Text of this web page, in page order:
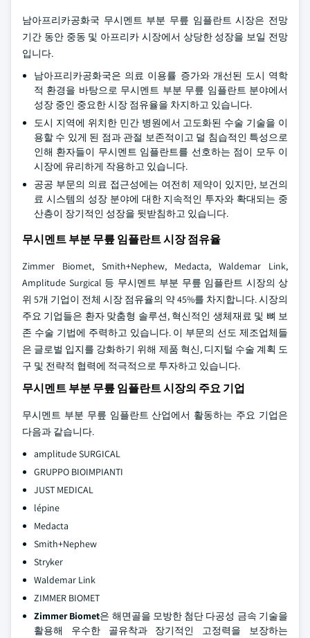
남아프리카공화국 무시멘트 부분 무릎 임플란트 시장은 전망
기간 동안 중동 및 아프리카 시장에서 상당한 성장을 보일 전망
입니다.
남아프리카공화국은 의료 이용률 증가와 개선된 도시 역학
적 환경을 바탕으로 무시멘트 부분 무릎 임플란트 분야에서
성장 중인 중요한 시장 점유율을 차지하고 있습니다.
도시 지역에 위치한 민간 병원에서 고도화된 수술 기술을 이
용할 수 있게 된 점과 관절 보존적이고 덜 침습적인 특성으로
인해 환자들이 무시멘트 임플란트를 선호하는 점이 모두 이
시장에 유리하게 작용하고 있습니다.
공공 부문의 의료 접근성에는 여전히 제약이 있지만, 보건의
료 시스템의 성장 분야에 대한 지속적인 투자와 확대되는 중
산층이 장기적인 성장을 뒷받침하고 있습니다.
무시멘트 부분 무릎 임플란트 시장 점유율
Zimmer Biomet, Smith+Nephew, Medacta, Waldemar Link,
Amplitude Surgical 등 무시멘트 부분 무릎 임플란트 시장의 상
위 5개 기업이 전체 시장 점유율의 약 45%를 차지합니다. 시장의
주요 기업들은 환자 맞춤형 솔루션, 혁신적인 생체재료 및 뼈 보
존 수술 기법에 주력하고 있습니다. 이 부문의 선도 제조업체들
은 글로벌 입지를 강화하기 위해 제품 혁신, 디지털 수술 계획 도
구 및 전략적 협력에 적극적으로 투자하고 있습니다.
무시멘트 부분 무릎 임플란트 시장의 주요 기업
무시멘트 부분 무릎 임플란트 산업에서 활동하는 주요 기업은
다음과 같습니다.
amplitude SURGICAL
GRUPPO BIOIMPIANTI
JUST MEDICAL
lépine
Medacta
Smith+Nephew
Stryker
Waldemar Link
ZIMMER BIOMET
Zimmer Biomet은 해면골을 모방한 첨단 다공성 금속 기술을
활용해 우수한 골유착과 장기적인 고정력을 보장하는